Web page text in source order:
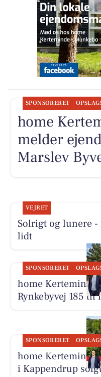
SPONSORERET
home
melder
Marslev
VEJRET
Solrigt og lunere
lidt
SPONSORERET
home
Rynkebyvej 185 til
SPONSORERET
home
i Kappendrup